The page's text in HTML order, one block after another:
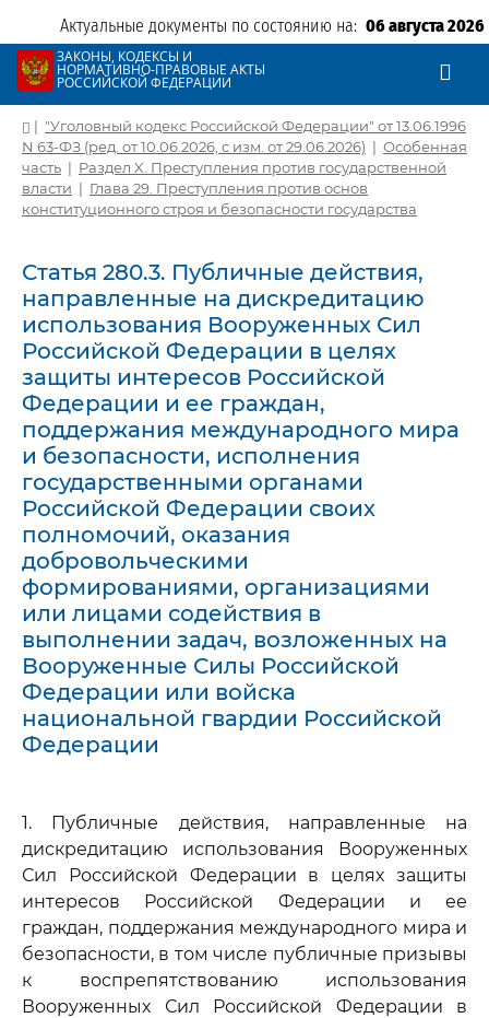
Актуальные документы по состоянию на: 06 августа 2026
ЗАКОНЫ, КОДЕКСЫ И
НОРМАТИВНО-ПРАВОВЫЕ АКТЫ
РОССИЙСКОЙ ФЕДЕРАЦИИ
| "Уголовный кодекс Российской Федерации" от 13.06.1996
N 63-ФЗ (ред. от 10.06.2026, с изм. от 29.06.2026) | Особенная
часть | Раздел X. Преступления против государственной
власти | Глава 29. Преступления против основ
конституционного строя и безопасности государства
Статья 280.3. Публичные действия,
направленные на дискредитацию
использования Вооруженных Сил
Российской Федерации в целях
защиты интересов Российской
Федерации и ее граждан,
поддержания международного мира
и безопасности, исполнения
государственными органами
Российской Федерации своих
полномочий, оказания
добровольческими
формированиями, организациями
или лицами содействия в
выполнении задач, возложенных на
Вооруженные Силы Российской
Федерации или войска
национальной гвардии Российской
Федерации
1. Публичные действия, направленные на
дискредитацию использования Вооруженных
Сил Российской Федерации в целях защиты
интересов Российской Федерации и ее
граждан, поддержания международного мира и
безопасности, в том числе публичные призывы
к воспрепятствованию использования
Вооруженных Сил Российской Федерации в